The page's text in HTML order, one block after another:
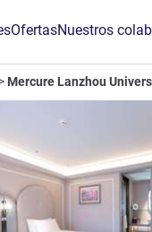
OfertasNuestros
Mercure Lanzhou